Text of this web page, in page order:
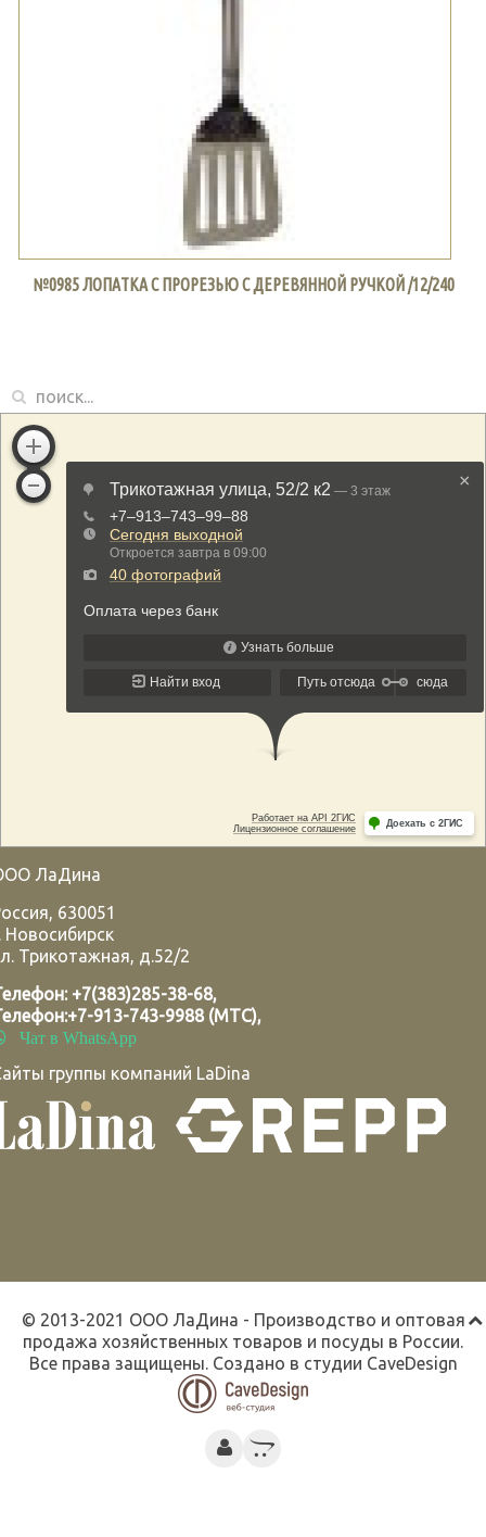
№0985 ЛОПАТКА С ПРОРЕЗЬЮ С ДЕРЕВЯННОЙ РУЧКОЙ /12/240
ЛаДина
, 630051
Новосибирск
Трикотажная, д.52/2
+7(383)285-38-68,
+7-913-743-9988 (МТС),
Чат в WhatsApp
группы компаний LaDina
© 2013-2021 ООО ЛаДина - Производство и оптовая
продажа хозяйственных товаров и посуды в России.
Все права защищены. Создано в студии CaveDesign